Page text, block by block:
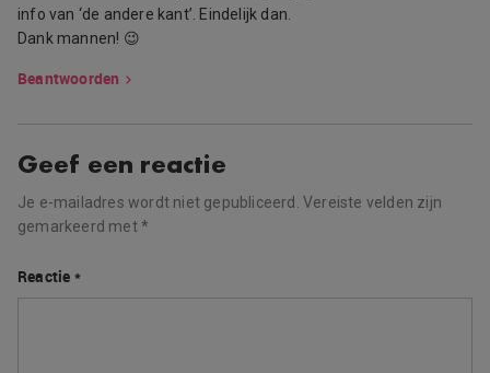
info van ‘de andere kant’. Eindelijk dan.
Dank mannen! 😉
Beantwoorden
Geef een reactie
Je e-mailadres wordt niet gepubliceerd. Vereiste velden zijn
gemarkeerd met*
Reactie *